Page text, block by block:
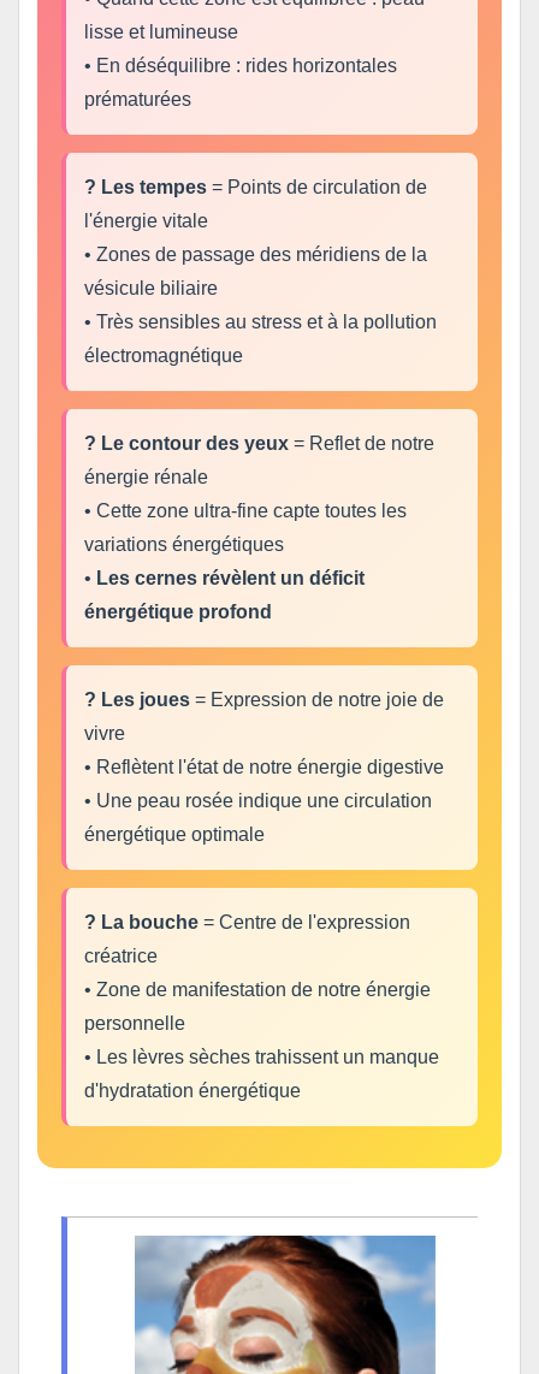
lisse et lumineuse
• En déséquilibre : rides horizontales
prématurées
? Les tempes = Points de circulation de
l'énergie vitale
• Zones de passage des méridiens de la
vésicule biliaire
• Très sensibles au stress et à la pollution
électromagnétique
?️ Le contour des yeux = Reflet de notre
énergie rénale
• Cette zone ultra-fine capte toutes les
variations énergétiques
• Les cernes révèlent un déficit
énergétique profond
? Les joues = Expression de notre joie de
vivre
• Reflètent l'état de notre énergie digestive
• Une peau rosée indique une circulation
énergétique optimale
? La bouche = Centre de l'expression
créatrice
• Zone de manifestation de notre énergie
personnelle
• Les lèvres sèches trahissent un manque
d'hydratation énergétique